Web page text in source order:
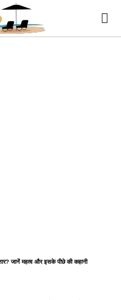
जानें महत्व और इसके पीछे की कहानी